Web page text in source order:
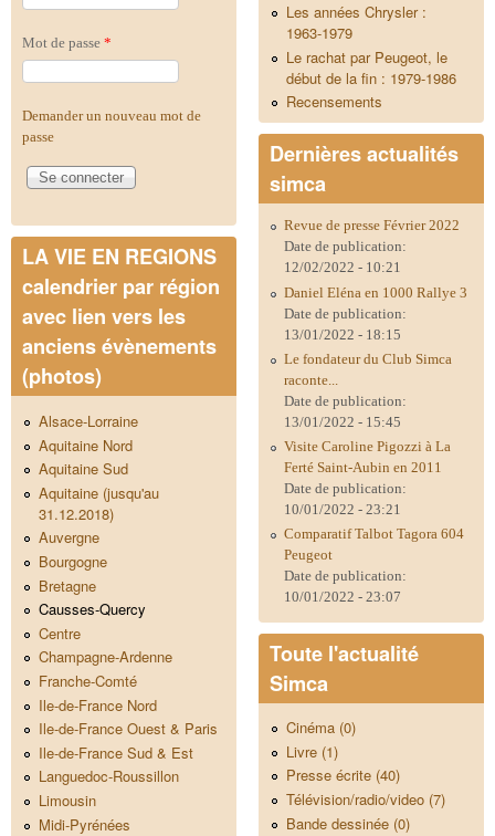
Mot de passe *
Demander un nouveau mot de
passe
LA VIE EN REGIONS
calendrier par région
avec lien vers les
anciens évènements
(photos)
Alsace-Lorraine
Aquitaine Nord
Aquitaine Sud
Aquitaine (jusqu'au
31.12.2018)
Auvergne
Bourgogne
Bretagne
Causses-Quercy
Centre
Champagne-Ardenne
Franche-Comté
Ile-de-France Nord
Ile-de-France Ouest & Paris
Ile-de-France Sud & Est
Languedoc-Roussillon
Limousin
Midi-Pyrénées
Les années Chrysler :
1963-1979
Le rachat par Peugeot, le
début de la fin : 1979-1986
Recensements
Dernières actualités
simca
Revue de presse Février 2022
Date de publication:
12/02/2022 - 10:21
Daniel Eléna en 1000 Rallye 3
Date de publication:
13/01/2022 - 18:15
Le fondateur du Club Simca
raconte...
Date de publication:
13/01/2022 - 15:45
Visite Caroline Pigozzi à La
Ferté Saint-Aubin en 2011
Date de publication:
10/01/2022 - 23:21
Comparatif Talbot Tagora 604
Peugeot
Date de publication:
10/01/2022 - 23:07
Toute l'actualité
Simca
Cinéma (0)
Livre (1)
Presse écrite (40)
Télévision/radio/video (7)
Bande dessinée (0)